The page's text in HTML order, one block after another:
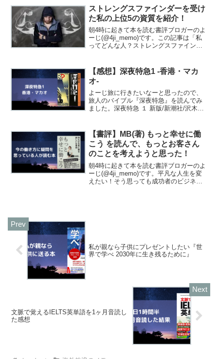
場所を見つけるやりたくないことを全部
書き出し、やりたいこと...
ストレングスファインダーを受け
た私の上位5の資質を紹介！
朝4時に起きて本を読む書評ブロガーのよ
ーじ(@4ji_memo)です。この記事は「私
ってどんな人？ストレングスファインダ
や料金システムについてまとめてありま
す。今回はス...
【感想】深夜特急1 -香港・マカ
オ-
よーじ旅に行きたいなーと思ったので、
旅人のバイブル『深夜特急』を読んでみ
ました。深夜特急 １ 新版/新潮社/沢木耕
いる人のブログやYouTubeをよく見て...
【書評】MB(著) もっと幸せに働
こう を読んで、もっとお客さん
のことを考えようと思った！
朝4時に起きて本を読む書評ブロガーのよ
ーじ(@4ji_memo)です。平凡な人生を変
えたい！そう思っても成功者のビジネス
私が親なら子供にプレゼントしたい『世
界で学べ 2030年に生き残るために』
文脈で覚えるIELTS英単語を1ヶ月音読し
た感想